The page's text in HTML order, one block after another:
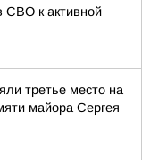
СВО к активной
третье место на
майора Сергея